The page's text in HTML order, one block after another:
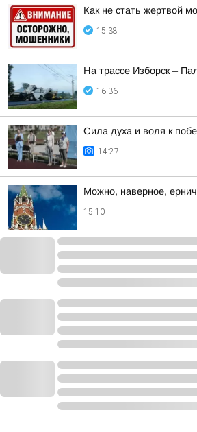
Как не стать жертвой
15:38
На трассе Изборск –
16:36
Сила духа и воля к
14:27
Можно, наверное,
15:10